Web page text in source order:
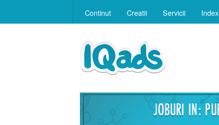
Continut Creatii Servicii Index